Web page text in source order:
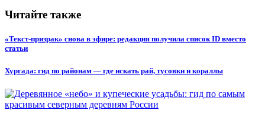
Читайте также
«Текст-призрак» снова в эфире: редакция получила список ID вместо
статьи
Хургада: гид по районам — где искать рай, тусовки и кораллы